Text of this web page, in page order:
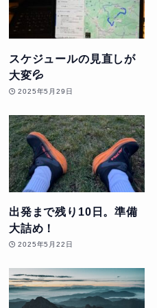
スケジュールの見直しが
大変💦
2025年5月29日
出発まで残り10日。準備
大詰め！
2025年5月22日